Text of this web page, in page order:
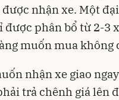
nhận xe. Một
được phân bổ từ 2-3
muốn mua không
nhận xe giao
trả chênh giá lên